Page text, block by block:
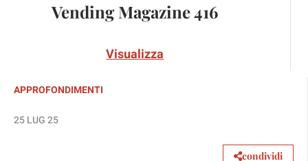
Vending Magazine 416
Visualizza
APPROFONDIMENTI
25 LUG 25
condividi